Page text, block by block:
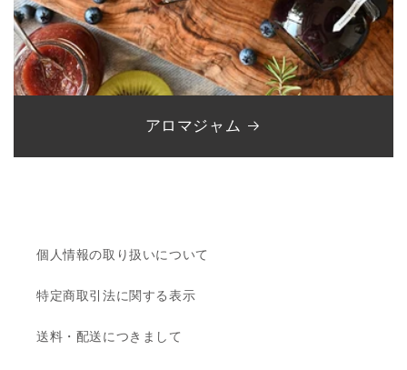
アロマジャム
個人情報の取り扱いについて
特定商取引法に関する表示
送料・配送につきまして